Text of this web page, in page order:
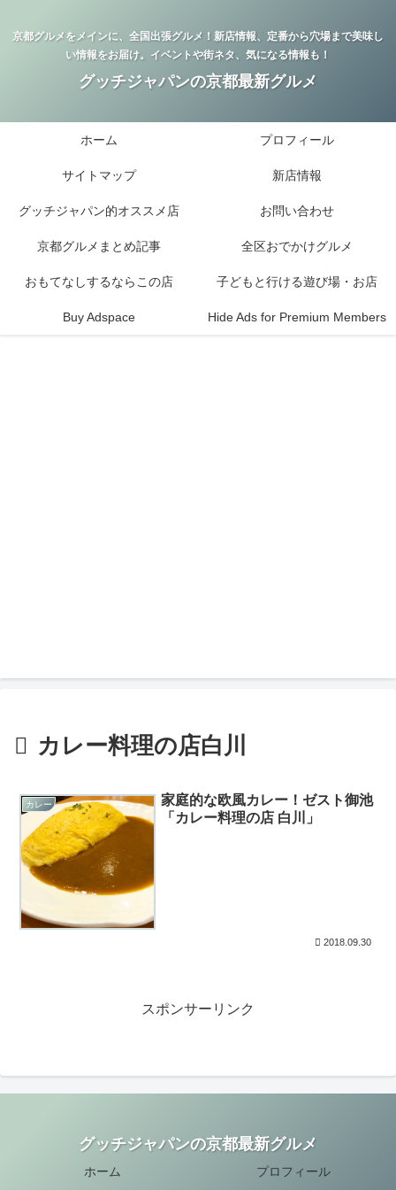
京都グルメをメインに、全国出張グルメ！新店情報、定番から穴場まで美味し
い情報をお届け。イベントや街ネタ、気になる情報も！
グッチジャパンの京都最新グルメ
ホーム プロフィール
サイトマップ 新店情報
グッチジャパン的オススメ店 お問い合わせ
京都グルメまとめ記事 全区おでかけグルメ
おもてなしするならこの店 子どもと行ける遊び場・お店
Buy Adspace Hide Ads for Premium Members
カレー料理の店白川
カレー
家庭的な欧風カレー！ゼスト御池
「カレー料理の店 白川」
2018.09.30
スポンサーリンク
グッチジャパンの京都最新グルメ
ホーム
プロフィール